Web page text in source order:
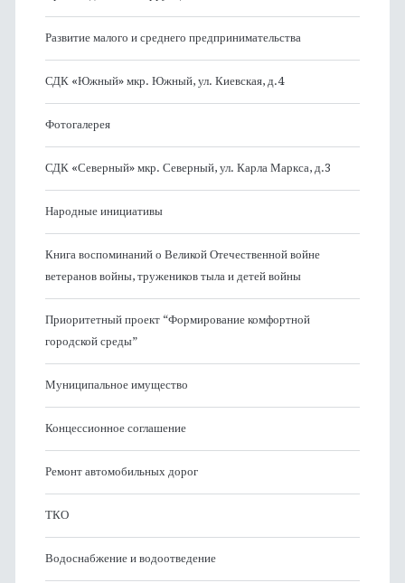
Развитие малого и среднего предпринимательства
СДК «Южный» мкр. Южный, ул. Киевская, д.4
Фотогалерея
СДК «Северный» мкр. Северный, ул. Карла Маркса, д.3
Народные инициативы
Книга воспоминаний о Великой Отечественной войне
ветеранов войны, тружеников тыла и детей войны
Приоритетный проект “Формирование комфортной
городской среды”
Муниципальное имущество
Концессионное соглашение
Ремонт автомобильных дорог
ТКО
Водоснабжение и водоотведение